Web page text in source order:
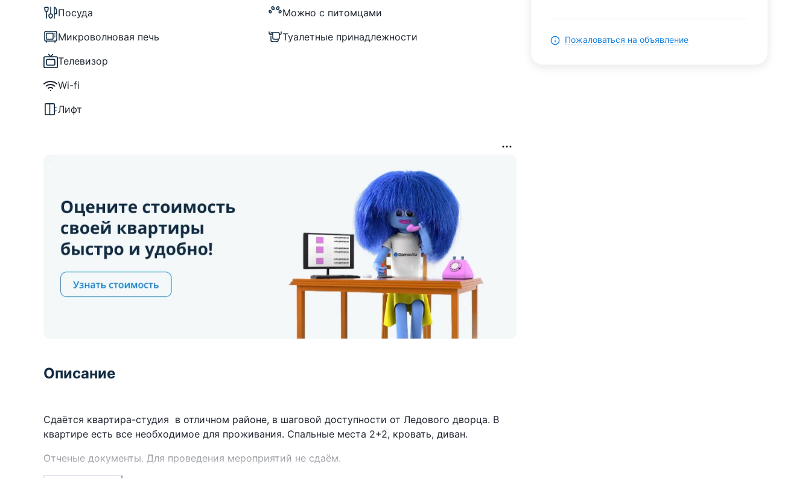
Посуда
Микроволновая печь
Телевизор
Wi-fi
Лифт
Можно с питомцами
Туалетные принадлежности
Описание
Сдаётся квартира-студия в отличном районе, в шаговой доступности от Ледового дворца. В
квартире есть все необходимое для проживания. Спальные места 2+2, кровать, диван.
Отченые документы. Для проведения мероприятий не сдаём.
Пожаловаться на объявление